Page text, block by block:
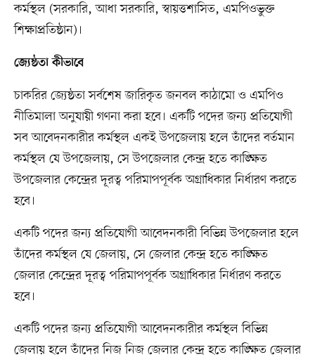
কর্মস্থল (সরকারি, আধা সরকারি, স্বায়ত্তশাসিত, এমপিওভুক্ত
শিক্ষাপ্রতিষ্ঠান)।
জ্যেষ্ঠতা কীভাবে
চাকরির জ্যেষ্ঠতা সর্বশেষ জারিকৃত জনবল কাঠামো ও এমপিও
নীতিমালা অনুযায়ী গণনা করা হবে। একটি পদের জন্য প্রতিযোগী
সব আবেদনকারীর কর্মস্থল একই উপজেলায় হলে তাঁদের বর্তমান
কর্মস্থল যে উপজেলায়, সে উপজেলার কেন্দ্র হতে কাঙ্ক্ষিত
উপজেলার কেন্দ্রের দূরত্ব পরিমাপপূর্বক অগ্রাধিকার নির্ধারণ করতে
হবে।
একটি পদের জন্য প্রতিযোগী আবেদনকারী বিভিন্ন উপজেলার হলে
তাঁদের কর্মস্থল যে জেলায়, সে জেলার কেন্দ্র হতে কাঙ্ক্ষিত
জেলার কেন্দ্রের দূরত্ব পরিমাপপূর্বক অগ্রাধিকার নির্ধারণ করতে
হবে।
একটি পদের জন্য প্রতিযোগী আবেদনকারীর কর্মস্থল বিভিন্ন
জেলায় হলে তাঁদের নিজ নিজ জেলার কেন্দ্র হতে কাঙ্ক্ষিত জেলার